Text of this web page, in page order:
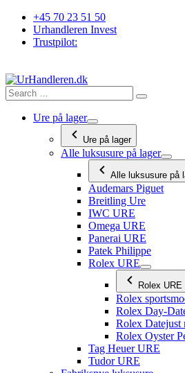
Videre
indhold
+45 70 23 51 50
Urhandleren Invest
Trustpilot:
Ure på lager
Ure på lager
Alle luksusure på lager
Alle luksusure på
Audemars Piguet
Breitling Ure
IWC URE
Omega URE
Panerai URE
Patek Philippe
Rolex URE
Rolex URE
Rolex
Rolex Day-
Rolex Datejust
Rolex Oyster
Tag Heuer URE
Tudor URE